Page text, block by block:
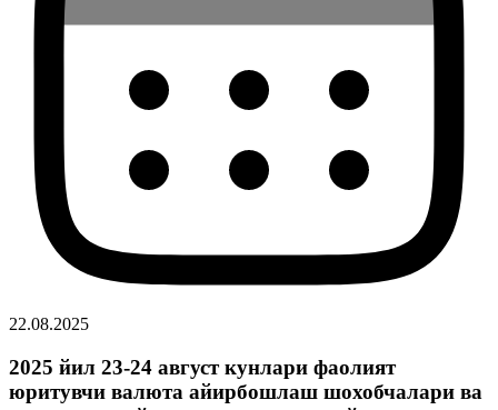
22.08.2025
2025 йил 23-24 август кунлари фаолият
юритувчи валюта айирбошлаш шохобчалари ва